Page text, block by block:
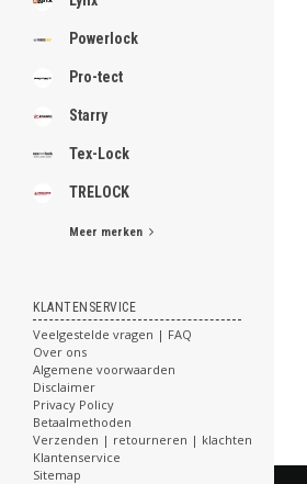
Powerlock
Pro-tect
Starry
Tex-Lock
TRELOCK
Meer merken
KLANTENSERVICE
Veelgestelde vragen | FAQ
Over ons
Algemene voorwaarden
Disclaimer
Privacy Policy
Betaalmethoden
Verzenden | retourneren | klachten
Klantenservice
Sitemap